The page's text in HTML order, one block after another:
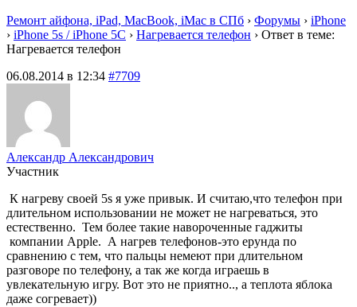
Ремонт айфона, iPad, MacBook, iMac в СПб › Форумы › iPhone
› iPhone 5s / iPhone 5C › Нагревается телефон › Ответ в теме:
Нагревается телефон
06.08.2014 в 12:34 #7709
Александр Александрович
Участник
К нагреву своей 5s я уже привык. И считаю,что телефон при
длительном использовании не может не нагреваться, это
естественно. Тем более такие навороченные гаджиты
компании Apple. А нагрев телефонов-это ерунда по
сравнению с тем, что пальцы немеют при длительном
разговоре по телефону, а так же когда играешь в
увлекательную игру. Вот это не приятно.., а теплота яблока
даже согревает))